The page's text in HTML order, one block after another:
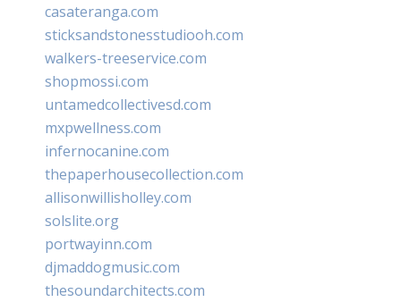
casateranga.com
sticksandstonesstudiooh.com
walkers-treeservice.com
shopmossi.com
untamedcollectivesd.com
mxpwellness.com
infernocanine.com
thepaperhousecollection.com
allisonwillisholley.com
solslite.org
portwayinn.com
djmaddogmusic.com
thesoundarchitects.com